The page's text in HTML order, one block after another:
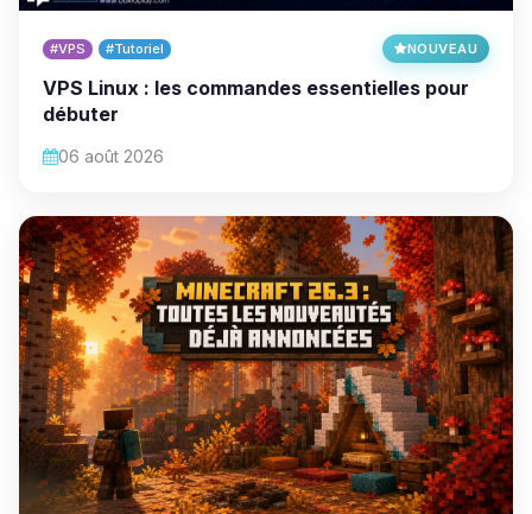
#VPS #Tutoriel NOUVEAU
VPS Linux : les commandes essentielles pour
débuter
06 août 2026